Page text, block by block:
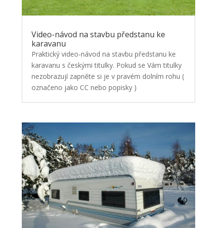
Video-návod na stavbu předstanu ke
karavanu
Praktický video-návod na stavbu předstanu ke
karavanu s českými titulky. Pokud se Vám titulky
nezobrazují zapněte si je v pravém dolním rohu (
označeno jako CC nebo popisky )